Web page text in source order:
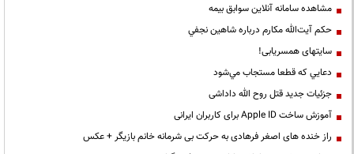
مشاهده سامانه آنلاين سوابق بیمه
حكم آيت‌الله مكارم درباره شاهين نجفي
سایتهای همسریابی!
دعايي كه قطعا مستجاب مي‌شود
جزئیات جدید قتل روح الله داداشی
آموزش ساخت Apple ID برای کاربران ایرانی
راز خنده های اصغر فرهادی به حرکت بی شرمانه خانم بازیگر + عکس